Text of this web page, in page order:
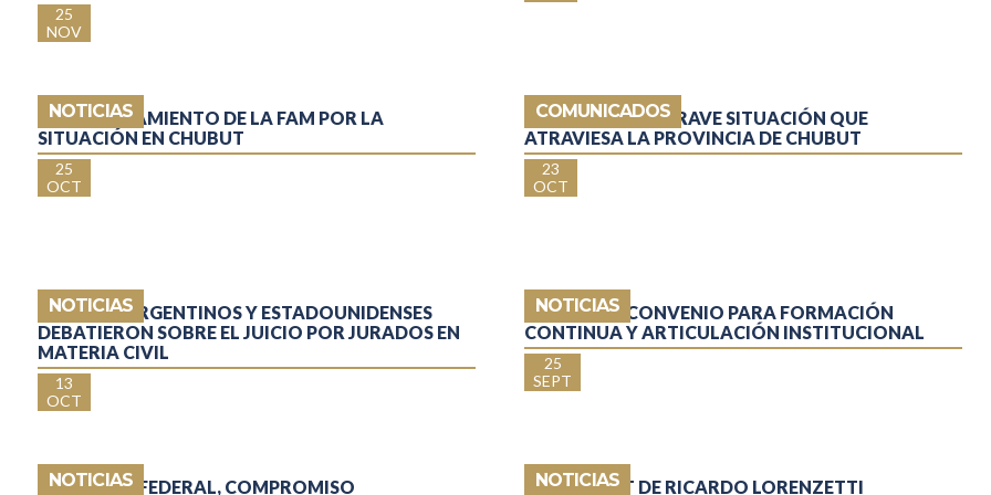
25
NOV
NOTICIAS
PRONUNCIAMIENTO DE LA FAM POR LA
SITUACIÓN EN CHUBUT
25
OCT
COMUNICADOS
COMUNICADO: GRAVE SITUACIÓN QUE
ATRAVIESA LA PROVINCIA DE CHUBUT
23
OCT
NOTICIAS
JURISTAS ARGENTINOS Y ESTADOUNIDENSES
DEBATIERON SOBRE EL JUICIO POR JURADOS EN
MATERIA CIVIL
13
OCT
NOTICIAS
TUCUMÁN: CONVENIO PARA FORMACIÓN
CONTINUA Y ARTICULACIÓN INSTITUCIONAL
25
SEPT
NOTICIAS
PRESENCIA FEDERAL, COMPROMISO NOTICIAS
EL PODCAST DE RICARDO LORENZETTI